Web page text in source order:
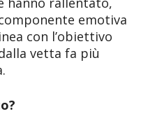
emotiva
con l’obiettivo
vetta fa più